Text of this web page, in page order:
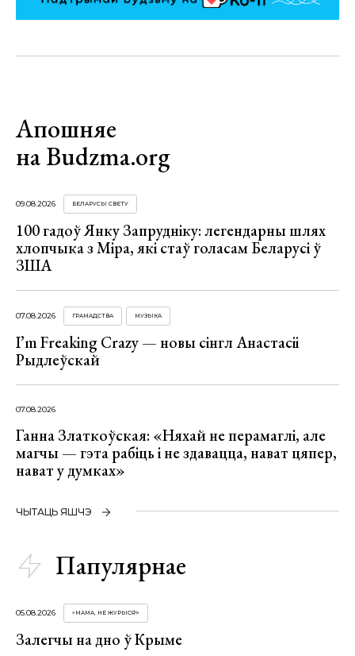
Апошняе
на Budzma.org
09.08.2026 БЕЛАРУСЫ СВЕТУ
100 гадоў Янку Запрудніку: легендарны шлях
хлопчыка з Міра, які стаў голасам Беларусі ў
ЗША
07.08.2026 ГРАМАДСТВА МУЗЫКА
I’m Freaking Crazy — новы сінгл Анастасіі
Рыдлеўскай
07.08.2026
Ганна Златкоўская: «Няхай не перамаглі, але
магчы — гэта рабіць і не здавацца, нават цяпер,
нават у думках»
ЧЫТАЦЬ ЯШЧЭ
Папулярнае
05.08.2026 «МАМА, НЕ ЖУРЫСЯ!»
Залегчы на дно ў Крыме